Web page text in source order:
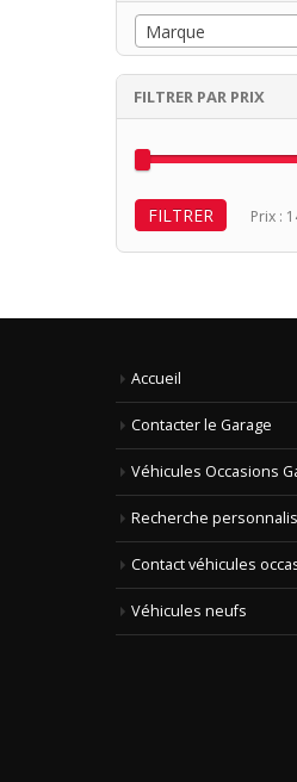
Marque
FILTRER PAR PRIX
FILTRER Prix :
Accueil
Contacter le Garage
Véhicules Occasions
Recherche
Contact véhicules
Véhicules neufs